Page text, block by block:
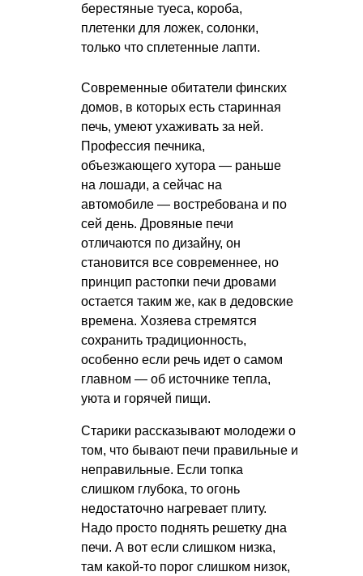
берестяные туеса, короба,
плетенки для ложек, солонки,
только что сплетенные лапти.
Современные обитатели финских
домов, в которых есть старинная
печь, умеют ухаживать за ней.
Профессия печника,
объезжающего хутора — раньше
на лошади, а сейчас на
автомобиле — востребована и по
сей день. Дровяные печи
отличаются по дизайну, он
становится все современнее, но
принцип растопки печи дровами
остается таким же, как в дедовские
времена. Хозяева стремятся
сохранить традиционность,
особенно если речь идет о самом
главном — об источнике тепла,
уюта и горячей пищи.
Старики рассказывают молодежи о
том, что бывают печи правильные и
неправильные. Если топка
слишком глубока, то огонь
недостаточно нагревает плиту.
Надо просто поднять решетку дна
печи. А вот если слишком низка,
там какой-то порог слишком низок,